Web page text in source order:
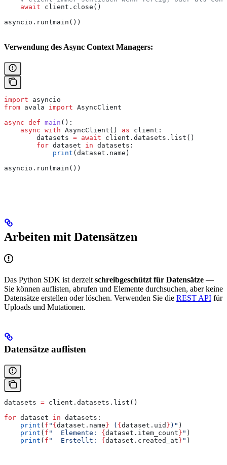
    await
client.close()
asyncio.run(main())
Verwendung des Async Context Managers:
import asyncio
from avala import AsyncClient
async def main ():
    async
with AsyncClient() as client:
        datasets
= await client.datasets.list()
        for
dataset in datasets:
            print
(dataset.name)
asyncio.run(main())
Arbeiten mit Datensätzen
Das Python SDK ist derzeit schreibgeschützt für Datensätze —
Sie können auflisten, abrufen und Elemente durchsuchen, aber keine
Datensätze erstellen oder löschen. Verwenden Sie die REST API für
Uploads und Mutationen.
Datensätze auflisten
datasets = client.datasets.list()
for dataset in datasets:
    print
( f " { dataset.name } ( { dataset.uid } )" )
    print
( f "  Elemente: { dataset.item_count } " )
    print
( f "  Erstellt: { dataset.created_at } " )